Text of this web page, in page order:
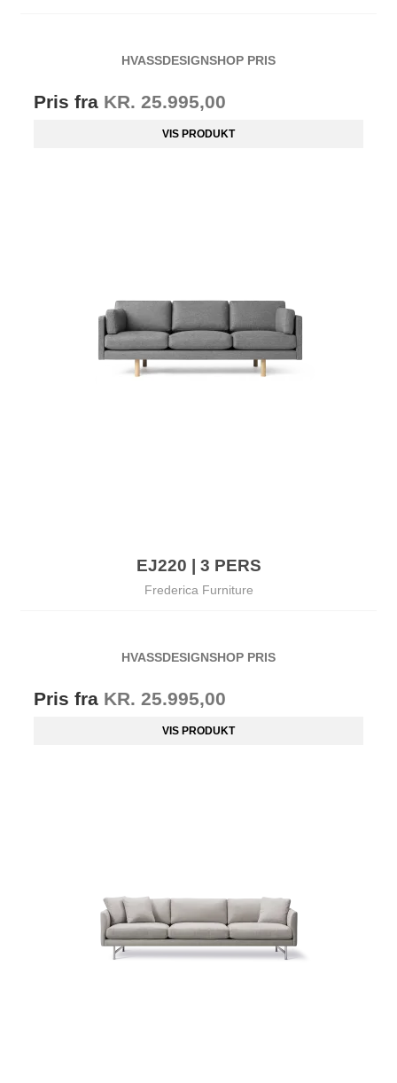
HVASSDESIGNSHOP PRIS
Pris fra KR. 25.995,00
VIS PRODUKT
EJ220 | 3 PERS
Frederica Furniture
HVASSDESIGNSHOP PRIS
Pris fra KR. 25.995,00
VIS PRODUKT